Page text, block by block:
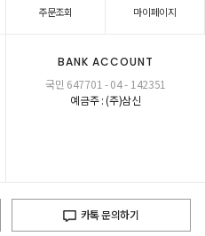
주문조회 마이페이지
BANK ACCOUNT
국민 647701 - 04 - 142351
예금주 : (주)삼신
카톡 문의하기